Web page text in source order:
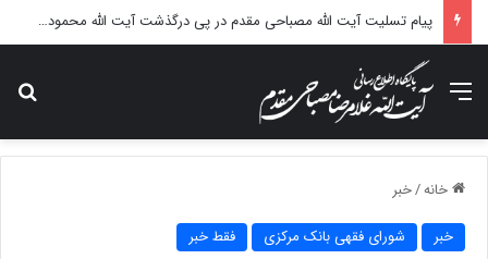
پیام تسلیت آیت الله مصباحی مقدم در پی درگذشت آیت الله محمودی گلپایگانی
منو
خانه/خبر
خبر شورای فقهی بانک مرکزی فقط خبر